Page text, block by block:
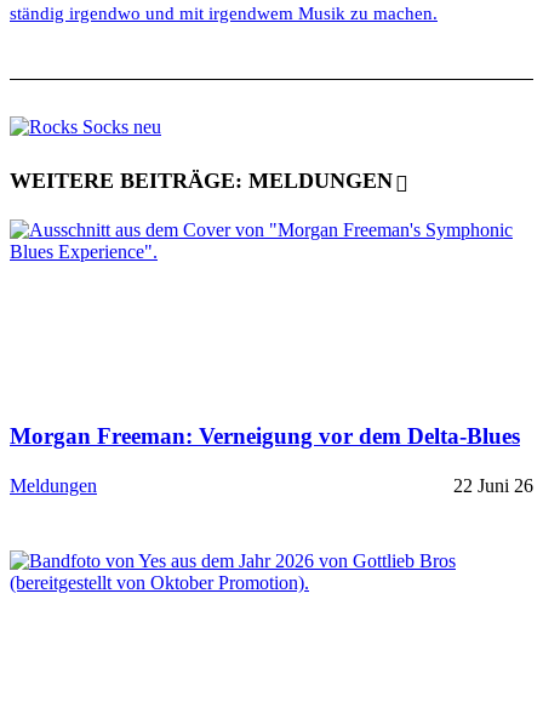
ständig irgendwo und mit irgendwem Musik zu machen.
WEITERE BEITRÄGE: MELDUNGEN
Morgan Freeman: Verneigung vor dem Delta-Blues
Meldungen 22 Juni 26